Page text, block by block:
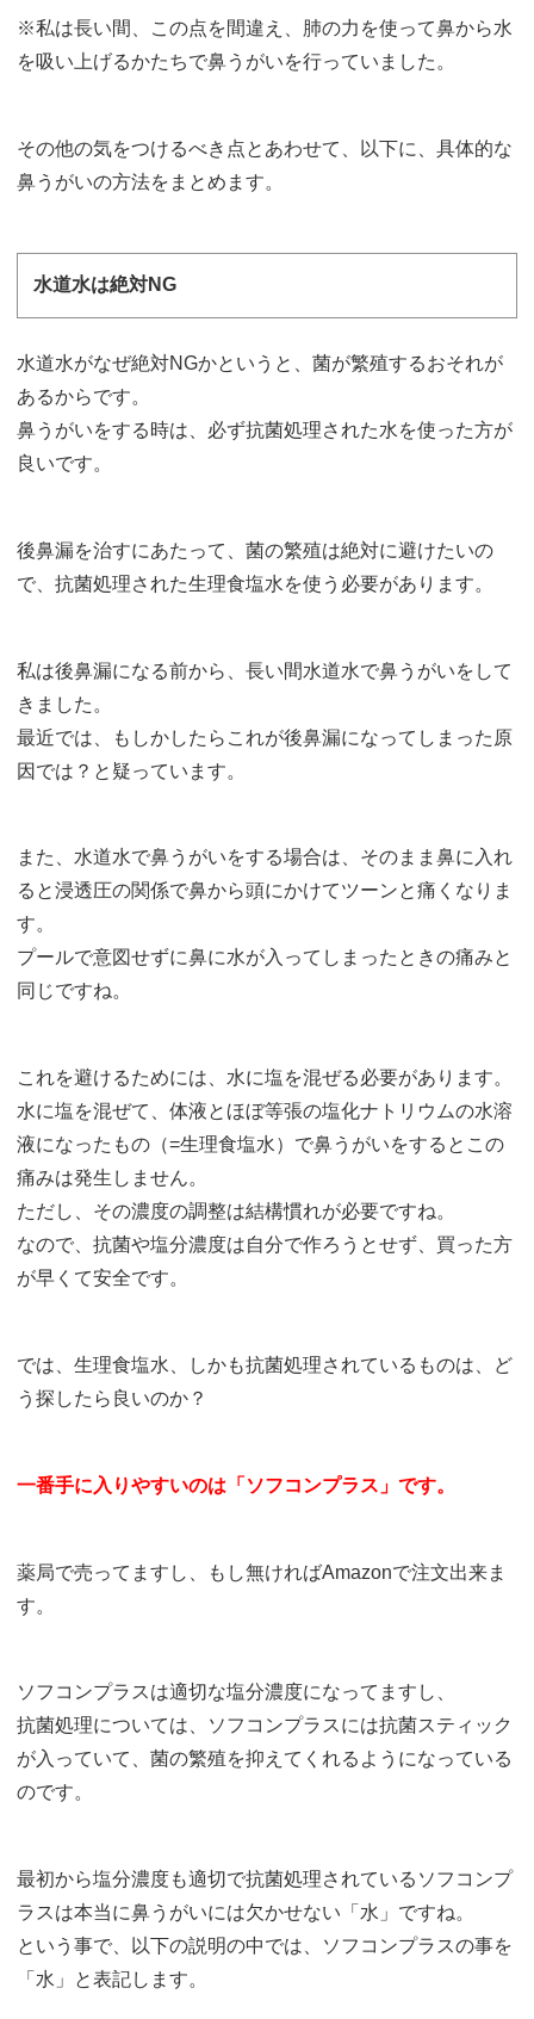
※私は長い間、この点を間違え、肺の力を使って鼻から水
を吸い上げるかたちで鼻うがいを行っていました。
その他の気をつけるべき点とあわせて、以下に、具体的な
鼻うがいの方法をまとめます。
水道水は絶対NG
水道水がなぜ絶対NGかというと、菌が繁殖するおそれが
あるからです。
鼻うがいをする時は、必ず抗菌処理された水を使った方が
良いです。
後鼻漏を治すにあたって、菌の繁殖は絶対に避けたいの
で、抗菌処理された生理食塩水を使う必要があります。
私は後鼻漏になる前から、長い間水道水で鼻うがいをして
きました。
最近では、もしかしたらこれが後鼻漏になってしまった原
因では？と疑っています。
また、水道水で鼻うがいをする場合は、そのまま鼻に入れ
ると浸透圧の関係で鼻から頭にかけてツーンと痛くなりま
す。
プールで意図せずに鼻に水が入ってしまったときの痛みと
同じですね。
これを避けるためには、水に塩を混ぜる必要があります。
水に塩を混ぜて、体液とほぼ等張の塩化ナトリウムの水溶
液になったもの（=生理食塩水）で鼻うがいをするとこの
痛みは発生しません。
ただし、その濃度の調整は結構慣れが必要ですね。
なので、抗菌や塩分濃度は自分で作ろうとせず、買った方
が早くて安全です。
では、生理食塩水、しかも抗菌処理されているものは、ど
う探したら良いのか？
一番手に入りやすいのは「ソフコンプラス」です。
薬局で売ってますし、もし無ければAmazonで注文出来ま
す。
ソフコンプラスは適切な塩分濃度になってますし、
抗菌処理については、ソフコンプラスには抗菌スティック
が入っていて、菌の繁殖を抑えてくれるようになっている
のです。
最初から塩分濃度も適切で抗菌処理されているソフコンプ
ラスは本当に鼻うがいには欠かせない「水」ですね。
という事で、以下の説明の中では、ソフコンプラスの事を
「水」と表記します。